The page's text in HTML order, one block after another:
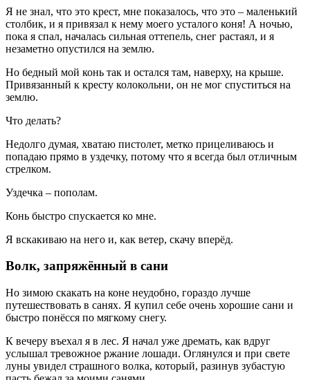
Я не знал, что это крест, мне показалось, что это – маленький
столбик, и я привязал к нему моего усталого коня! А ночью,
пока я спал, началась сильная оттепель, снег растаял, и я
незаметно опустился на землю.
Но бедный мой конь так и остался там, наверху, на крыше.
Привязанный к кресту колокольни, он не мог спуститься на
землю.
Что делать?
Недолго думая, хватаю пистолет, метко прицеливаюсь и
попадаю прямо в уздечку, потому что я всегда был отличным
стрелком.
Уздечка – пополам.
Конь быстро спускается ко мне.
Я вскакиваю на него и, как ветер, скачу вперёд.
Волк, запряжённый в сани
Но зимою скакать на коне неудобно, гораздо лучше
путешествовать в санях. Я купил себе очень хорошие сани и
быстро понёсся по мягкому снегу.
К вечеру въехал я в лес. Я начал уже дремать, как вдруг
услышал тревожное ржание лошади. Оглянулся и при свете
луны увидел страшного волка, который, разинув зубастую